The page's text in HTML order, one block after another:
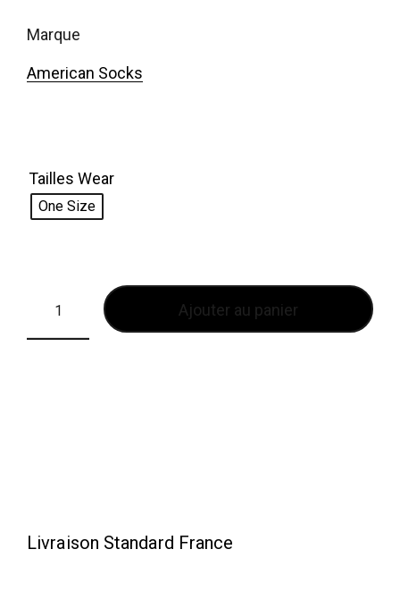
marque
American Socks
Tailles Wear
One Size
Ajouter au panier
Livraison Standard France